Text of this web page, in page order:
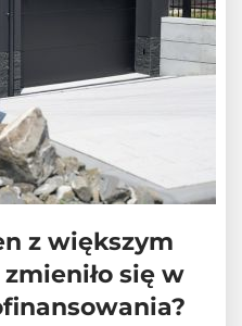
z większym
się w